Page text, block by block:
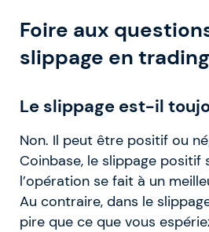
Foire aux
slippage en trading
Le slippage est-il
Non. Il peut être positif ou
Coinbase, le slippage positif
l’opération se fait à un
Au contraire, dans le
pire que ce que vous